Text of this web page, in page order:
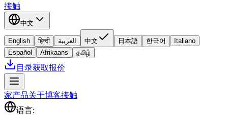
接触
中文
English हिन्दी العربية 中文 日本語 한국어
Italiano
Español
Afrikaans தமிழ்
目录获取报价
家产品关于博客接触
语言: